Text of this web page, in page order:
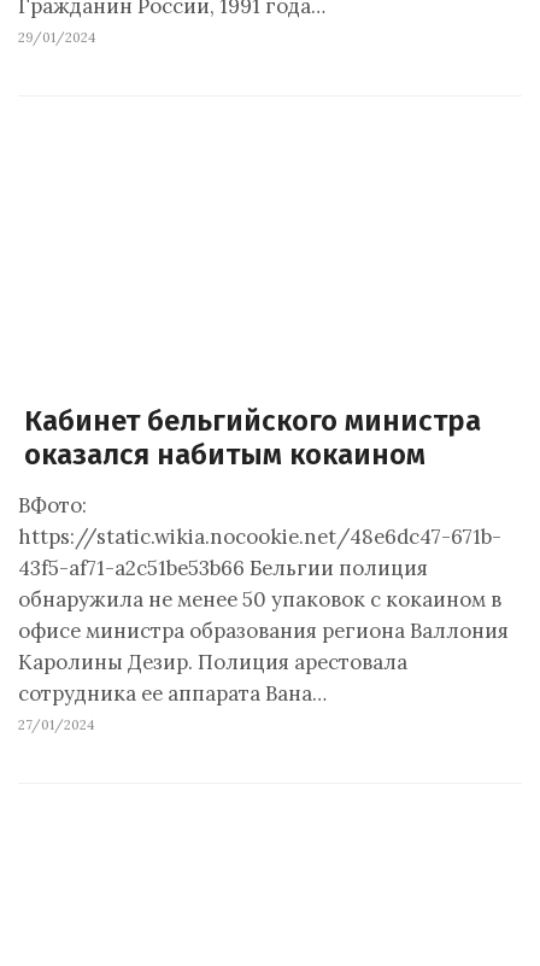
Гражданин России, 1991 года…
29/01/2024
Кабинет бельгийского министра
оказался набитым кокаином
ВФото:
https://static.wikia.nocookie.net/48e6dc47-671b-
43f5-af71-a2c51be53b66 Бельгии полиция
обнаружила не менее 50 упаковок с кокаином в
офисе министра образования региона Валлония
Каролины Дезир. Полиция арестовала
сотрудника ее аппарата Вана…
27/01/2024